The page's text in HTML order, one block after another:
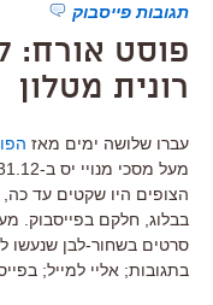
תגובות פייסבוק
רונית מטלון
עברו שלושה ימים מאז
הצופים היו שקטים עד
בבלוג, חלקם בפייסבוק.
בתגובות; אליי למייל;